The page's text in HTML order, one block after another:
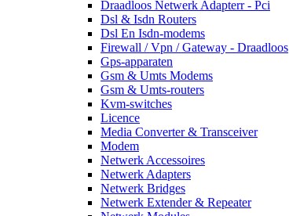
Draadloos Netwerk Adapterr - Pci
Dsl & Isdn Routers
Dsl En Isdn-modems
Firewall / Vpn / Gateway - Draadloos
Gps-apparaten
Gsm & Umts Modems
Gsm & Umts-routers
Kvm-switches
Licence
Media Converter & Transceiver
Modem
Netwerk Accessoires
Netwerk Adapters
Netwerk Bridges
Netwerk Extender & Repeater